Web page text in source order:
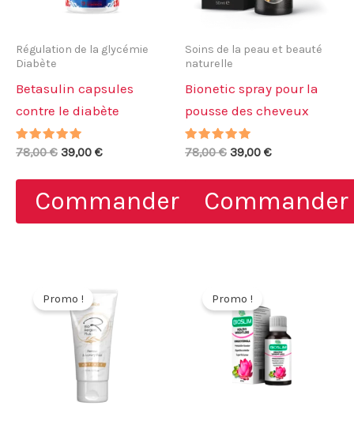
Régulation de la glycémie
Diabète
Betasulin capsules
contre le diabète
Note
78,00€ Le
initial
était :
78,00 €.
39,00 €Le
actuel
est :
39,00 €.
Commander
Soins de la peau et beauté
naturelle
Bionetic spray pour la
pousse des cheveux
Note
78,00€ Le
initial
était :
78,00 €.
39,00 €Le
actuel
est :
39,00 €.
Commander
Promo ! Promo !